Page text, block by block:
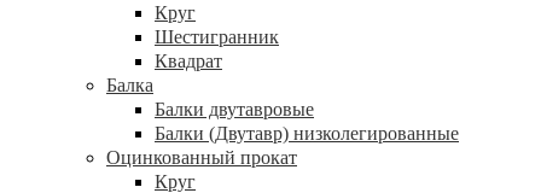
Круг
Шестигранник
Квадрат
Балка
Балки двутавровые
Балки (Двутавр) низколегированные
Оцинкованный прокат
Круг